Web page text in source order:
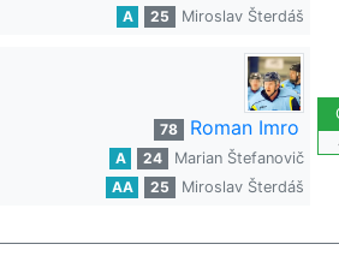
A 25 Miroslav Šterdáš
78 Roman Imro
A 24
Marian Štefanovič
AA
25 Miroslav Šterdáš